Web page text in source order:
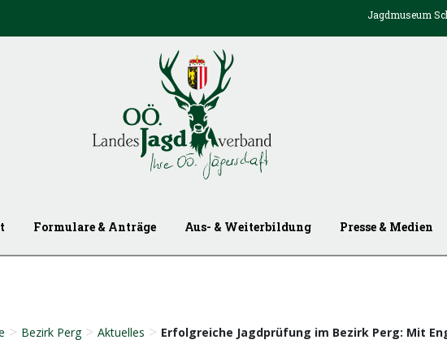
Jagdmuseum
Formulare & Anträge Aus- & Weiterbildung Presse & Medien
> Bezirk Perg > Aktuelles > Erfolgreiche Jagdprüfung im Bezirk Perg: Mit